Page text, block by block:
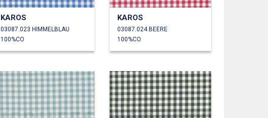
KAROS
03087.023 HIMMELBLAU
100%CO
KAROS
03087.024 BEERE
100%CO